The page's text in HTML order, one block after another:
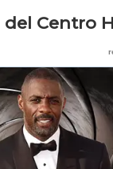
del Centro